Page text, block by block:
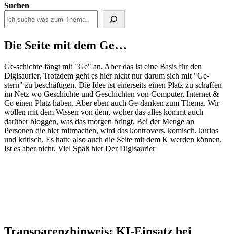
Suchen
Die Seite mit dem Ge…
Ge-schichte fängt mit "Ge" an. Aber das ist eine Basis für den
Digisaurier. Trotzdem geht es hier nicht nur darum sich mit "Ge-
stern" zu beschäftigen. Die Idee ist einerseits einen Platz zu schaffen
im Netz wo Geschichte und Geschichten von Computer, Internet &
Co einen Platz haben. Aber eben auch Ge-danken zum Thema. Wir
wollen mit dem Wissen von dem, woher das alles kommt auch
darüber bloggen, was das morgen bringt. Bei der Menge an
Personen die hier mitmachen, wird das kontrovers, komisch, kurios
und kritisch. Es hatte also auch die Seite mit dem K werden können.
Ist es aber nicht. Viel Spaß hier Der Digisaurier
Transparenzhinweis: KI-Einsatz bei